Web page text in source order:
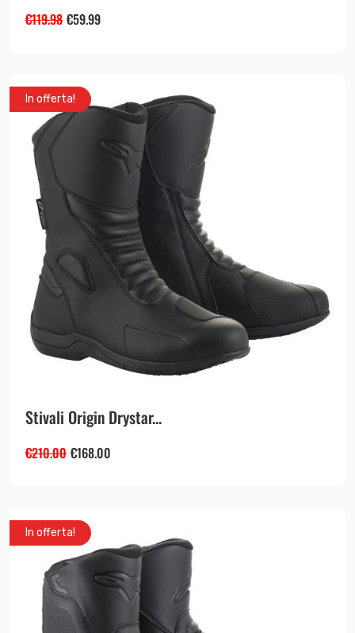
€119.98 €59.99
In offerta!
Stivali Origin Drystar...
€210.00 €168.00
In offerta!